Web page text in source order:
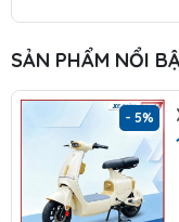
SẢN PHẨM NỔI
- 5%